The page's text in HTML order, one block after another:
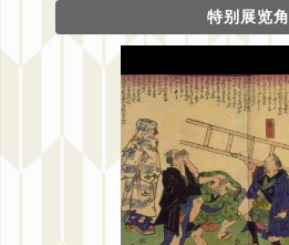
特别展览角